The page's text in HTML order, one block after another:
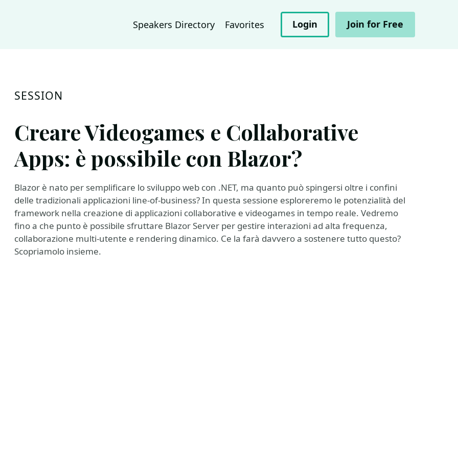
Speakers Directory Favorites Login Join for Free
SESSION
Creare Videogames e Collaborative
Apps: è possibile con Blazor?
Blazor è nato per semplificare lo sviluppo web con .NET, ma quanto può spingersi oltre i confini
delle tradizionali applicazioni line‑of‑business? In questa sessione esploreremo le potenzialità del
framework nella creazione di applicazioni collaborative e videogames in tempo reale. Vedremo
fino a che punto è possibile sfruttare Blazor Server per gestire interazioni ad alta frequenza,
collaborazione multi‑utente e rendering dinamico. Ce la farà davvero a sostenere tutto questo?
Scopriamolo insieme.